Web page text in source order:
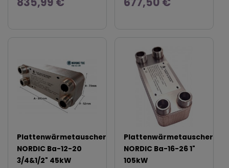
Plattenwärmetauscher
NORDIC Ba-12-20
3/4&1/2" 45kW
Plattenwärmetauscher
NORDIC Ba-16-26 1"
105kW